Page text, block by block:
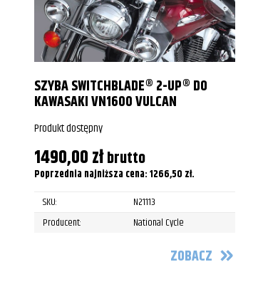
SZYBA SWITCHBLADE® 2-UP® DO
KAWASAKI VN1600 VULCAN
Produkt dostępny
1490,00złbrutto
Poprzednia najniższa cena:1266,50 zł.
SKU:
N21113
Producent:
National Cycle
ZOBACZ